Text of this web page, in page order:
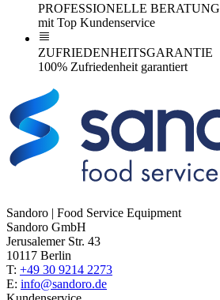
PROFESSIONELLE BERATUNG
mit Top Kundenservice
ZUFRIEDENHEITSGARANTIE
100% Zufriedenheit garantiert
Sandoro | Food Service Equipment
Sandoro GmbH
Jerusalemer Str. 43
10117 Berlin
T: +49 30 9214 2273
E: info@sandoro.de